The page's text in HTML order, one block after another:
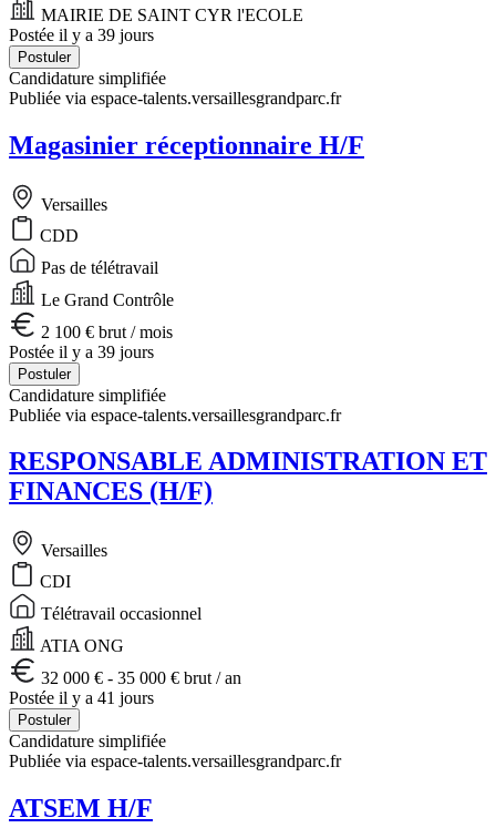
MAIRIE DE SAINT CYR l'ECOLE
Postée il y a 39 jours
Postuler
Candidature simplifiée
Publiée via espace-talents.versaillesgrandparc.fr
Magasinier réceptionnaire H/F
Versailles
CDD
Pas de télétravail
Le Grand Contrôle
2 100 € brut / mois
Postée il y a 39 jours
Postuler
Candidature simplifiée
Publiée via espace-talents.versaillesgrandparc.fr
RESPONSABLE ADMINISTRATION ET
FINANCES (H/F)
Versailles
CDI
Télétravail occasionnel
ATIA ONG
32 000 € - 35 000 € brut / an
Postée il y a 41 jours
Postuler
Candidature simplifiée
Publiée via espace-talents.versaillesgrandparc.fr
ATSEM H/F